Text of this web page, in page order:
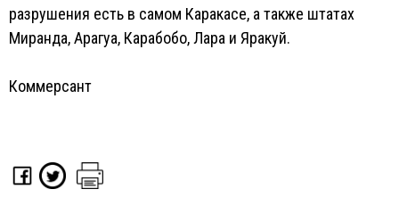
разрушения есть в самом Каракасе, а также штатах
Миранда, Арагуа, Карабобо, Лара и Яракуй.
Коммерсант